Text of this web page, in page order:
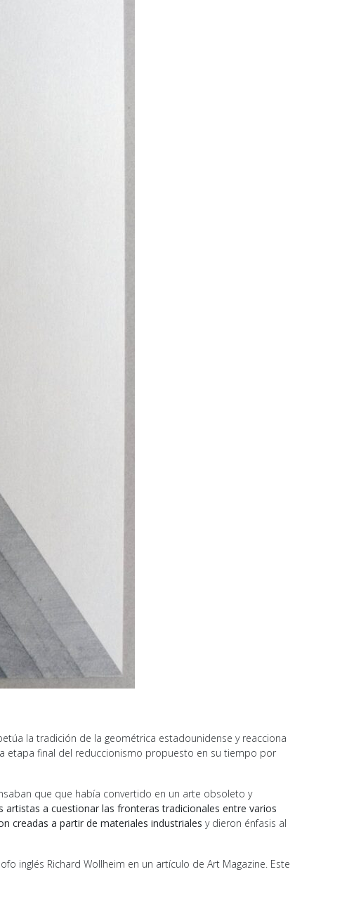
la tradición de la geométrica estadounidense y reacciona
etapa final del reduccionismo propuesto en su tiempo por
que que había convertido en un arte obsoleto y
a cuestionar las fronteras tradicionales entre varios
creadas a partir de materiales industriales y dieron énfasis al
inglés Richard Wollheim en un artículo de Art Magazine. Este